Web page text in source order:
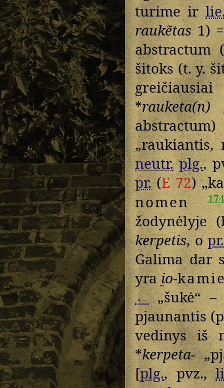
turime ir
raukẽtas1)
abstractum
šitoks (t. y.
*rauketa(n)
neutr. plg.,
pr.(E 72)
nomen174
žodynėlyje
kerpetis, opr.
Galima dar
yrai̯o-
←„šukė“
pjaunantis
vedinys iš
*kerpeta-
[plg., pvz.,